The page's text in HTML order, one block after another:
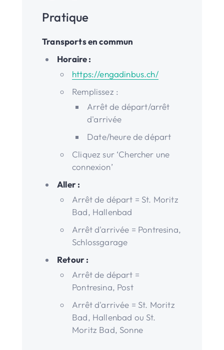
Pratique
Transports en commun
Horaire :
https://engadinbus.ch/
Remplissez :
Arrêt de départ/arrêt
d'arrivée
Date/heure de départ
Cliquez sur ‘Chercher une
connexion’
Aller :
Arrêt de départ = St. Moritz
Bad, Hallenbad
Arrêt d'arrivée = Pontresina,
Schlossgarage
Retour :
Arrêt de départ =
Pontresina, Post
Arrêt d'arrivée = St. Moritz
Bad, Hallenbad ou St.
Moritz Bad, Sonne